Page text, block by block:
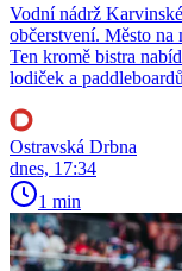
Vodní nádrž
občerstvení. Město na
Ten kromě bistra
lodiček a
Ostravská Drbna
dnes, 17:34
1 min